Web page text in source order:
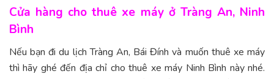
Cửa hàng cho thuê xe máy ở Tràng An, Ninh
Bình
Nếu bạn đi du lịch Tràng An, Bái Đính và muốn thuê xe máy
thì hãy ghé đến địa chỉ cho thuê xe máy Ninh Bình này nhé.